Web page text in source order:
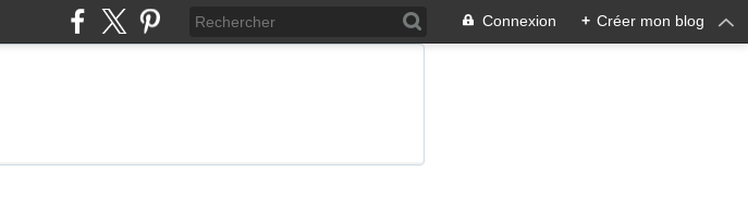
Connexion + Créer mon blog